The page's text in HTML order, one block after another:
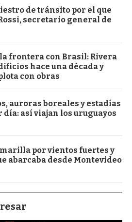
de tránsito por el que
secretario general de
frontera con Brasil: Rivera
hace una década y
con obras
auroras boreales y estadías
día: así viajan los uruguayos
por vientos fuertes y
abarcaba desde Montevideo